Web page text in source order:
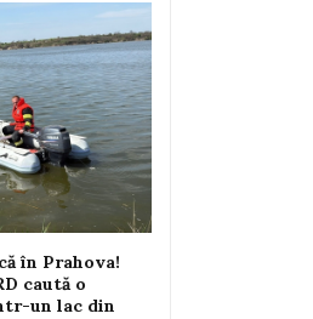
în Prahova!
caută o
un lac din